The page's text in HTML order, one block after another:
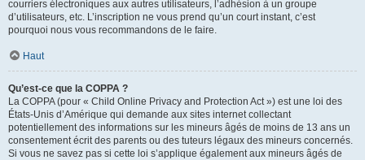
courriers électroniques aux autres utilisateurs, l’adhésion à un groupe
d’utilisateurs, etc. L’inscription ne vous prend qu’un court instant, c’est
pourquoi nous vous recommandons de le faire.
Haut
Qu’est-ce que la COPPA ?
La COPPA (pour « Child Online Privacy and Protection Act ») est une loi des
États-Unis d’Amérique qui demande aux sites internet collectant
potentiellement des informations sur les mineurs âgés de moins de 13 ans un
consentement écrit des parents ou des tuteurs légaux des mineurs concernés.
Si vous ne savez pas si cette loi s’applique également aux mineurs âgés de